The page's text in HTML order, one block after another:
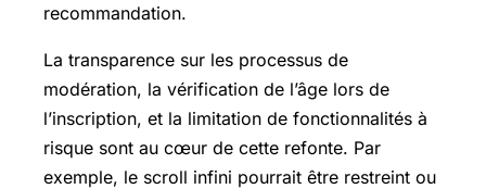
recommandation.
La transparence sur les processus de
modération, la vérification de l’âge lors de
l’inscription, et la limitation de fonctionnalités à
risque sont au cœur de cette refonte. Par
exemple, le scroll infini pourrait être restreint ou